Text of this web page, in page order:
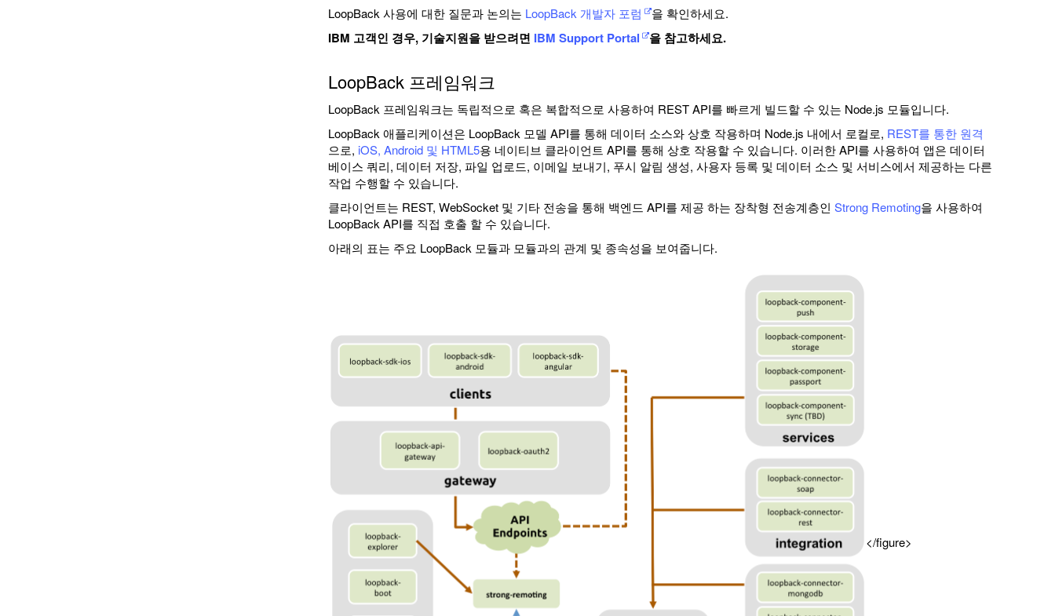
LoopBack 사용에 대한 질문과 논의는 LoopBack 개발자 포럼 을 확인하세요.
IBM 고객인 경우, 기술지원을 받으려면 IBM Support Portal 을 참고하세요.
LoopBack 프레임워크
LoopBack 프레임워크는 독립적으로 혹은 복합적으로 사용하여 REST API를 빠르게 빌드할 수 있는 Node.js 모듈입니다.
LoopBack 애플리케이션은 LoopBack 모델 API를 통해 데이터 소스와 상호 작용하며 Node.js 내에서 로컬로, REST를 통한 원격
으로, iOS, Android 및 HTML5용 네이티브 클라이언트 API를 통해 상호 작용할 수 있습니다. 이러한 API를 사용하여 앱은 데이터
베이스 쿼리, 데이터 저장, 파일 업로드, 이메일 보내기, 푸시 알림 생성, 사용자 등록 및 데이터 소스 및 서비스에서 제공하는 다른
작업 수행할 수 있습니다.
클라이언트는 REST, WebSocket 및 기타 전송을 통해 백엔드 API를 제공 하는 장착형 전송계층인 Strong Remoting을 사용하여
LoopBack API를 직접 호출 할 수 있습니다.
아래의 표는 주요 LoopBack 모듈과 모듈과의 관계 및 종속성을 보여줍니다.
</figure>